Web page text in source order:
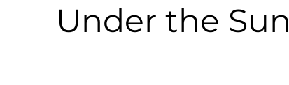
Under the Sun